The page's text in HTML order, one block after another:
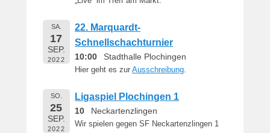
SA.
17
SEP.
2022
22. Marquardt-
Schnellschachturnier
10:00 Stadthalle Plochingen
Hier geht es zurAusschreibung.
SO.
25
SEP.
2022
Ligaspiel Plochingen 1
10 Neckartenzlingen
Wir spielen gegen SF Neckartenzlingen 1